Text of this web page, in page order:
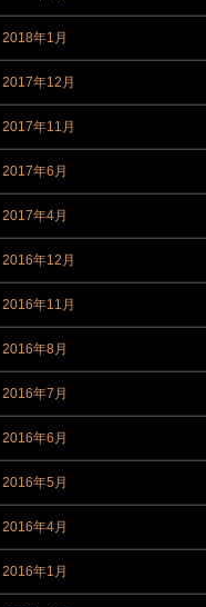
2018年1月
2017年12月
2017年11月
2017年6月
2017年4月
2016年12月
2016年11月
2016年8月
2016年7月
2016年6月
2016年5月
2016年4月
2016年1月